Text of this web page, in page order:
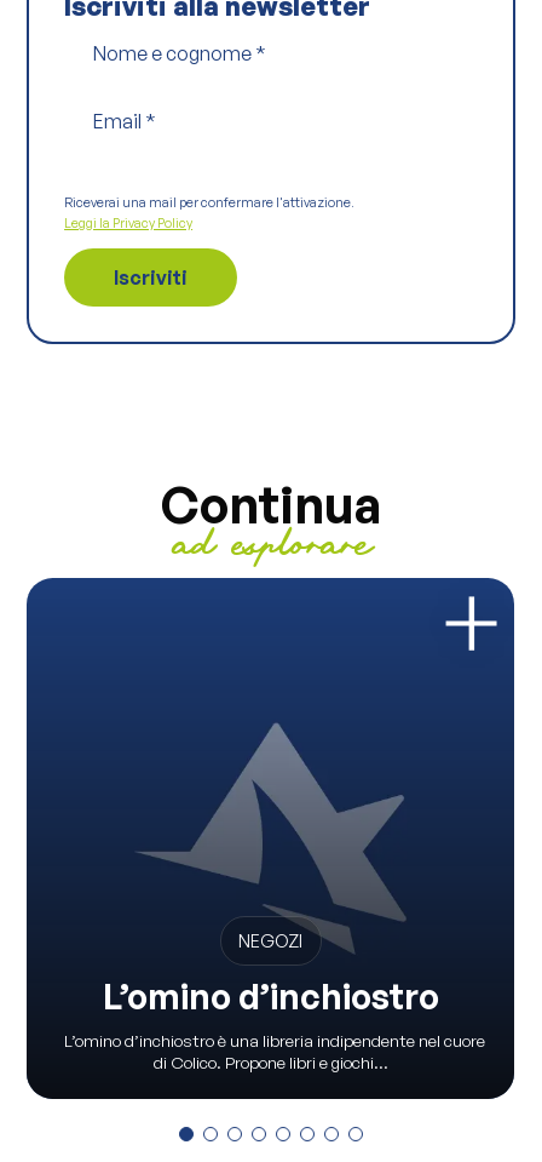
Nome e cognome *
Email *
Riceverai una mail per confermare l'attivazione.
Leggi la Privacy Policy
Continua
ad esplorare
NEGOZI
L’omino d’inchiostro
L’omino d’inchiostro è una libreria indipendente nel cuore
di Colico. Propone libri e giochi...